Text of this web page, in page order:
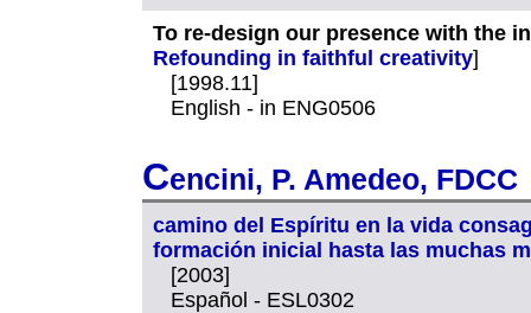
To re-design our presence with the
Refounding in faithful creativity]
[1998.11]
English - in ENG0506
Cencini, P. Amedeo, FDCC
camino del Espíritu en la vida
formación inicial hasta las muchas
[2003]
Español - ESL0302